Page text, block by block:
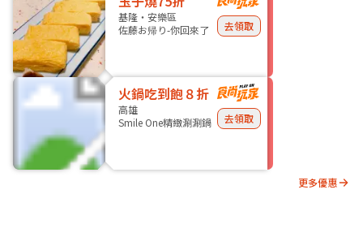
基隆・安樂區
佐藤お帰り-你回來了
去領取
火鍋吃到飽８折
高雄
Smile One精緻涮涮鍋
去領取
更多優惠